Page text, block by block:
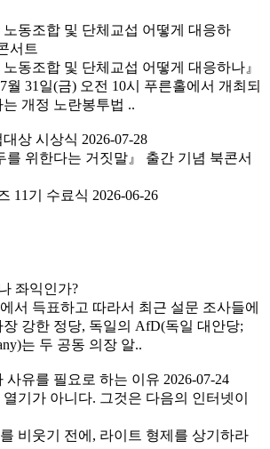
노동조합 및 단체교섭 어떻게 대응하
서트
노동조합 및 단체교섭 어떻게 대응하나』
월 31일(금) 오전 10시 푸른홀에서 개최되
개정 노란봉투법 ..
상 시상식 2026-07-28
를 위한다는 거짓말』 출간 기념 북콘서
11기 수료식 2026-06-26
좌익인가?
서 득표하고 따라서 최근 설문 조사들에
강한 정당, 독일의 AfD(독일 대안당;
는 두 공동 의장 알..
사유를 필요로 하는 이유 2026-07-24
기가 아니다. 그것은 다음의 인터넷이
비웃기 전에, 라이트 형제를 상기하라